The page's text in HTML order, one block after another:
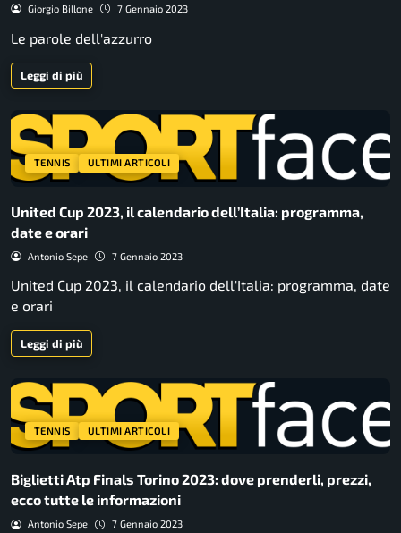
Giorgio Billone 7 Gennaio 2023
Le parole dell'azzurro
Leggi di più
TENNIS ULTIMI ARTICOLI
United Cup 2023, il calendario dell’Italia: programma,
date e orari
Antonio Sepe 7 Gennaio 2023
United Cup 2023, il calendario dell'Italia: programma, date
e orari
Leggi di più
TENNIS ULTIMI ARTICOLI
Biglietti Atp Finals Torino 2023: dove prenderli, prezzi,
ecco tutte le informazioni
Antonio Sepe 7 Gennaio 2023